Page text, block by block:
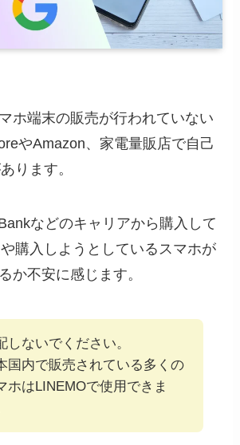
ホ端末の販売が行われていない
やAmazon、家電量販店で自己
ります。
などのキャリアから購入して
購入しようとしているスマホが
か不安に感じます。
しないでください。
国内で販売されている多くの
ホはLINEMOで使用できま